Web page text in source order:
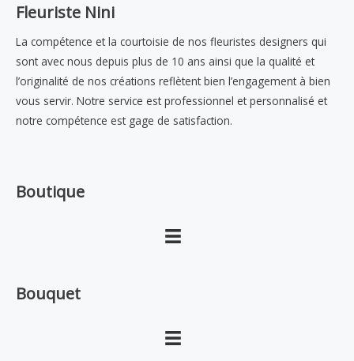
Fleuriste Nini
La compétence et la courtoisie de nos fleuristes designers qui
sont avec nous depuis plus de 10 ans ainsi que la qualité et
l’originalité de nos créations reflètent bien l’engagement à bien
vous servir. Notre service est professionnel et personnalisé et
notre compétence est gage de satisfaction.
Boutique
Bouquet